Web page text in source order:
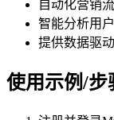
自动化营销
智能分析用
提供数据驱
使用示例/步